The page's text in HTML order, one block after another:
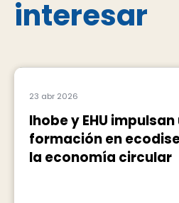
interesar
23 abr 2026
Ihobe y EHU
formación en
la economía circular